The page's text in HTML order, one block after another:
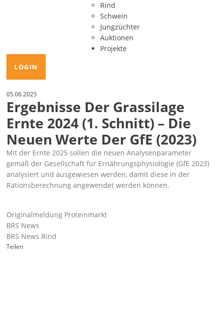
Rind
Schwein
Jungzüchter
Auktionen
Projekte
LOGIN
05.06.2025
Ergebnisse Der Grassilage
Ernte 2024 (1. Schnitt) – Die
Neuen Werte Der GfE (2023)
Mit der Ernte 2025 sollen die neuen Analysenparameter
gemäß der Gesellschaft für Ernährungsphysiologie (GfE 2023)
analysiert und ausgewiesen werden, damit diese in der
Rationsberechnung angewendet werden können.
Originalmeldung Proteinmarkt
BRS News
BRS News Rind
Teilen